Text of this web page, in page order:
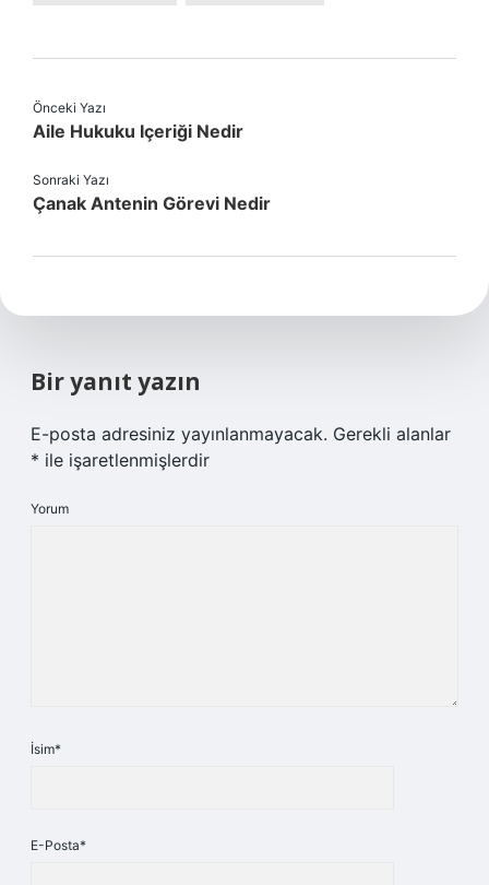
Önceki Yazı
Aile Hukuku Içeriği Nedir
Sonraki Yazı
Çanak Antenin Görevi Nedir
Bir yanıt yazın
E-posta adresiniz yayınlanmayacak. Gerekli alanlar
* ile işaretlenmişlerdir
Yorum
İsim*
E-Posta*